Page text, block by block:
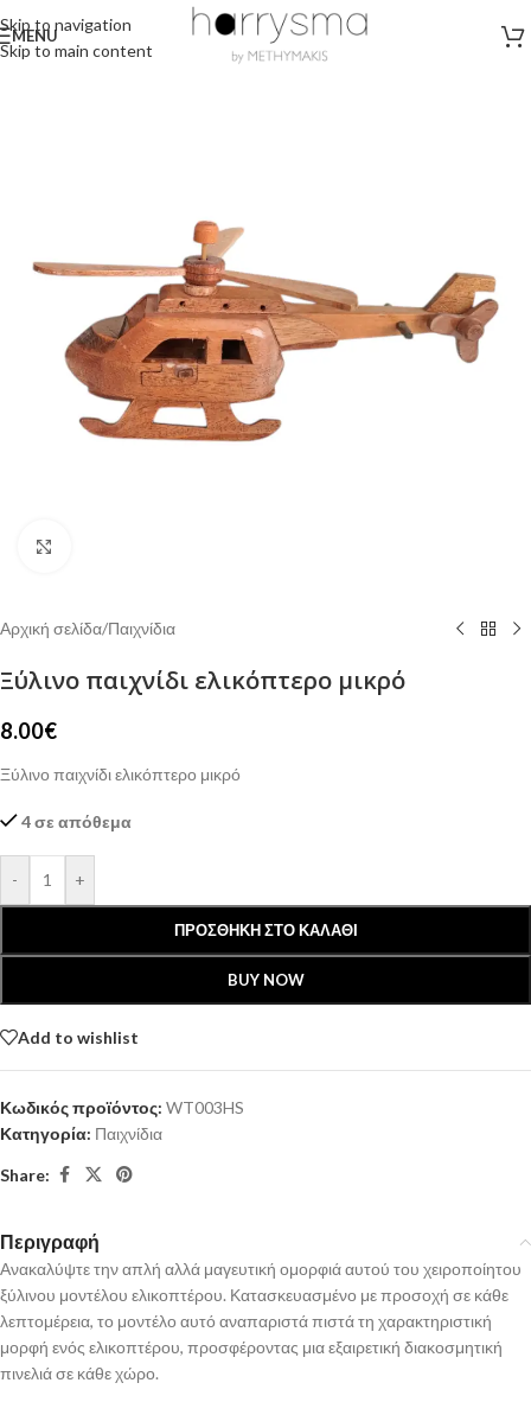
Skip to navigation
Skip to main content
MENU
Αρχική σελίδα/Παιχνίδια
Ξύλινο παιχνίδι ελικόπτερο μικρό
8.00€
Ξύλινο παιχνίδι ελικόπτερο μικρό
4 σε απόθεμα
- +
ΠΡΟΣΘΉΚΗ ΣΤΟ ΚΑΛΆΘΙ
BUY NOW
Add to wishlist
Κωδικός προϊόντος: WT003HS
Κατηγορία: Παιχνίδια
Share:
Περιγραφή
Ανακαλύψτε την απλή αλλά μαγευτική ομορφιά αυτού του χειροποίητου
ξύλινου μοντέλου ελικοπτέρου. Κατασκευασμένο με προσοχή σε κάθε
λεπτομέρεια, το μοντέλο αυτό αναπαριστά πιστά τη χαρακτηριστική
μορφή ενός ελικοπτέρου, προσφέροντας μια εξαιρετική διακοσμητική
πινελιά σε κάθε χώρο.